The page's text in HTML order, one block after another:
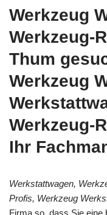
Werkzeug
Werkzeug-
Thum
Werkzeug
Werkzeug-
Ihr
Werkstattwagen,
Profis, Werkzeug
Firma so, dass Sie eine